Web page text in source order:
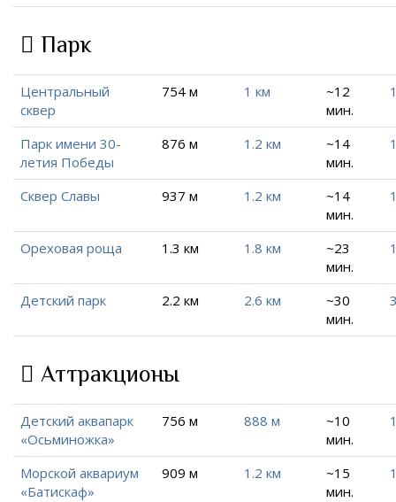
Парк
Центральный
сквер
754 м 1 км
~12
мин.
Парк имени 30-
летия Победы
876 м 1.2 км
~14
мин.
Сквер Славы 937 м 1.2 км
~14
мин.
Ореховая роща 1.3 км 1.8 км
~23
мин.
Детский парк 2.2 км 2.6 км
~30
мин.
Аттракционы
Детский аквапарк
«Осьминожка»
756 м 888 м
~10
мин.
Морской аквариум
«Батискаф»
909 м 1.2 км
~15
мин.